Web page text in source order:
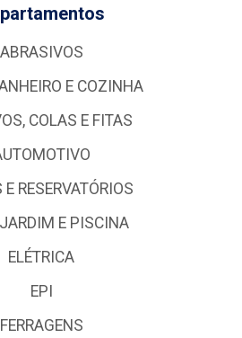
ABRASIVOS
E COZINHA
COLAS E FITAS
RESERVATÓRIOS
E PISCINA
ELÉTRICA
EPI
FERRAGENS